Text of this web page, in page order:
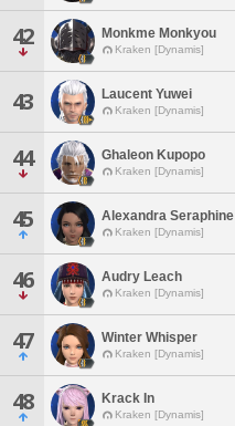
42 Monkme Monkyou
Kraken [Dynamis]
43 Laucent Yuwei
Kraken [Dynamis]
44 Ghaleon Kupopo
Kraken [Dynamis]
45 Alexandra Seraphine
Kraken [Dynamis]
46 Audry Leach
Kraken [Dynamis]
47 Winter Whisper
Kraken [Dynamis]
48 Krack In
Kraken [Dynamis]